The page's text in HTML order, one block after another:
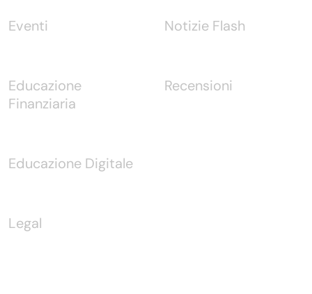
Eventi
Educazione
Finanziaria
Educazione Digitale
Legal
Notizie Flash
Recensioni